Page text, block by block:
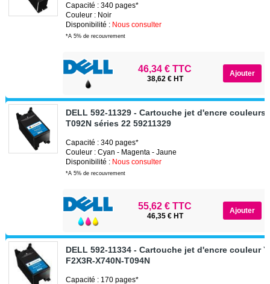
Capacité : 340 pages*
Couleur : Noir
Disponibilité : Nous consulter
*A 5% de recouvrement
46,34 € TTC
38,62 € HT
DELL 592-11329 - Cartouche jet d'encre couleurs
T092N séries 22 59211329
Capacité : 340 pages*
Couleur : Cyan - Magenta - Jaune
Disponibilité : Nous consulter
*A 5% de recouvrement
55,62 € TTC
46,35 € HT
DELL 592-11334 - Cartouche jet d'encre couleur
F2X3R-X740N-T094N
Capacité : 170 pages*